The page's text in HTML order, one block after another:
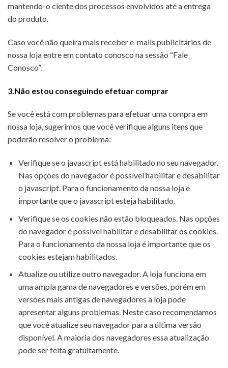
mantendo-o ciente dos processos envolvidos até a entrega
do produto.
Caso você não queira mais receber e-mails publicitários de
nossa loja entre em contato conosco na sessão “Fale
Conosco”.
3.Não estou conseguindo efetuar comprar
Se você está com problemas para efetuar uma compra em
nossa loja, sugerimos que você verifique alguns itens que
poderão resolver o problema:
Verifique se o javascript está habilitado no seu navegador.
Nas opções do navegador é possível habilitar e desabilitar
o javascript. Para o funcionamento da nossa loja é
importante que o javascript esteja habilitado.
Verifique se os cookies não estão bloqueados. Nas opções
do navegador é possível habilitar e desabilitar os cookies.
Para o funcionamento da nossa loja é importante que os
cookies estejam habilitados.
Atualize ou utilize outro navegador. A loja funciona em
uma ampla gama de navegadores e versões, porém em
versões mais antigas de navegadores a loja pode
apresentar alguns problemas. Neste caso recomendamos
que você atualize seu navegador para a última versão
disponível. A maioria dos navegadores essa atualização
pode ser feita gratuitamente.